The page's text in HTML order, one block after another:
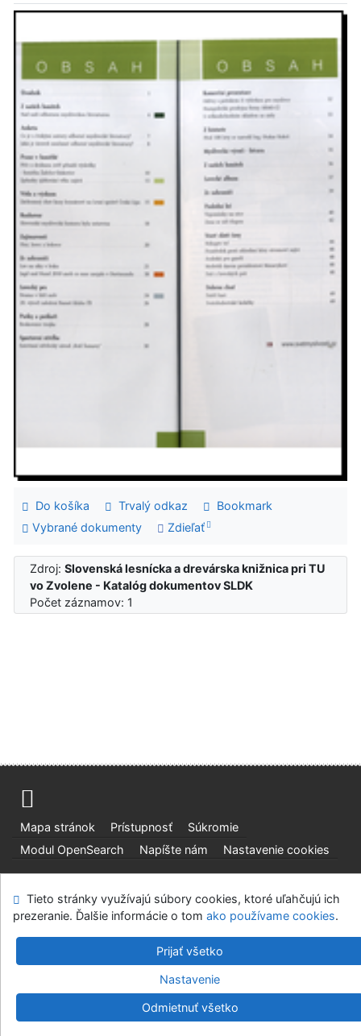
Do košíka Trvalý odkaz
Bookmark
Vybrané dokumenty
Zdieľať
Zdroj:Slovenská lesnícka a drevárska knižnica pri TU
vo Zvolene - Katalóg dokumentov SLDK
Počet záznamov: 1
Mapa stránok Prístupnosť
Súkromie
Modul OpenSearch
Napíšte nám Nastavenie cookies
univerzite vo Zvolene
Tieto stránky využívajú súbory cookies, ktoré uľahčujú ich
prezeranie. Ďalšie informácie o tom ako používame cookies.
Prijať všetko
Nastavenie
Odmietnuť všetko